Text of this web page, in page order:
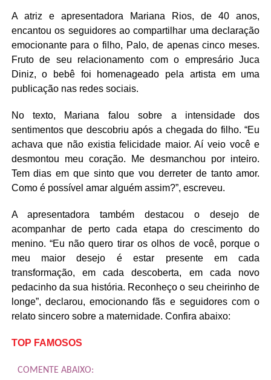
A atriz e apresentadora Mariana Rios, de 40 anos,
encantou os seguidores ao compartilhar uma declaração
emocionante para o filho, Palo, de apenas cinco meses.
Fruto de seu relacionamento com o empresárioJuca
Diniz, o bebê foi homenageado pela artista em uma
publicação nas redes sociais.
No texto, Mariana falou sobre a intensidade dos
sentimentos que descobriu após a chegada do filho. “Eu
achava que não existia felicidade maior. Aí veio você e
desmontou meu coração. Me desmanchou por inteiro.
Tem dias em que sinto que vou derreter de tanto amor.
Como é possível amar alguém assim?”, escreveu.
A apresentadora também destacou o desejo de
acompanhar de perto cada etapa do crescimento do
menino. “Eu não quero tirar os olhos de você, porque o
meu maior desejo é estar presente em cada
transformação, em cada descoberta, em cada novo
pedacinho da sua história. Reconheço o seu cheirinho de
longe”, declarou, emocionando fãs e seguidores com o
relato sincero sobre a maternidade. Confira abaixo:
TOP FAMOSOS
COMENTE ABAIXO: